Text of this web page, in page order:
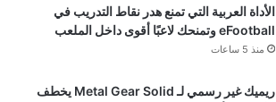
الأداة العربية التي تمنع هدر نقاط التدريب في
eFootball وتمنحك لاعبًا أقوى داخل الملعب
منذ 5 ساعات
ريميك غير رسمي لـ Metal Gear Solid يخطف